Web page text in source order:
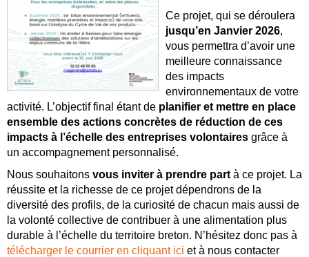
Ce projet, qui se déroulera
jusqu’en Janvier 2026,
vous permettra d’avoir une
meilleure connaissance
des impacts
environnementaux de votre
activité. L’objectif final étant de planifier et mettre en place
ensemble des actions concrètes de réduction de ces
impacts à l’échelle des entreprises volontaires grâce à
un accompagnement personnalisé.
Nous souhaitons vous inviter à prendre part à ce projet. La
réussite et la richesse de ce projet dépendrons de la
diversité des profils, de la curiosité de chacun mais aussi de
la volonté collective de contribuer à une alimentation plus
durable à l’échelle du territoire breton. N’hésitez donc pas à
télécharger le courrier en cliquant ici et à nous contacter